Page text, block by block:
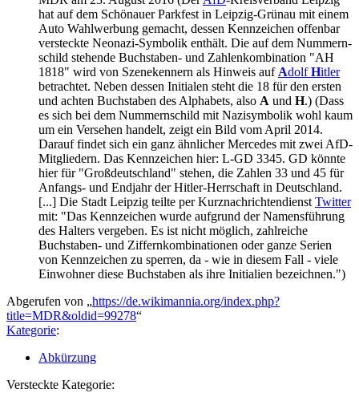
hat auf dem Schönauer Parkfest in Leipzig-Grünau mit einem
Auto Wahlwerbung gemacht, dessen Kennzeichen offenbar
versteckte Neonazi-Symbolik enthält. Die auf dem Nummern­
schild stehende Buchstaben- und Zahlen­kombination "AH
1818" wird von Szene­kennern als Hinweis auf AdolfHitler
betrachtet. Neben dessen Initialen steht die 18 für den ersten
und achten Buchstaben des Alphabets, also A und H.) (Dass
es sich bei dem Nummern­schild mit Nazisymbolik wohl kaum
um ein Versehen handelt, zeigt ein Bild vom April 2014.
Darauf findet sich ein ganz ähnlicher Mercedes mit zwei AfD-
Mitgliedern. Das Kennzeichen hier: L-GD 3345. GD könnte
hier für "Groß­deutschland" stehen, die Zahlen 33 und 45 für
Anfangs- und Endjahr der Hitler-Herrschaft in Deutschland.
[...] Die Stadt Leipzig teilte per Kurz­nachrichten­dienst Twitter
mit: "Das Kennzeichen wurde aufgrund der Namens­führung
des Halters vergeben. Es ist nicht möglich, zahlreiche
Buchstaben- und Ziffern­kombinationen oder ganze Serien
von Kennzeichen zu sperren, da - wie in diesem Fall - viele
Einwohner diese Buchstaben als ihre Initialien bezeichnen.")
Abgerufen von „https://de.wikimannia.org/index.php?
title=MDR&oldid=99278“
Kategorie:
Abkürzung
Versteckte Kategorie: